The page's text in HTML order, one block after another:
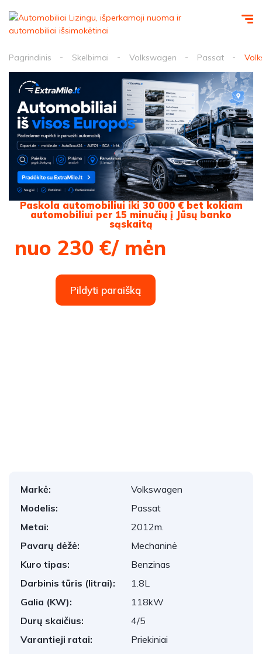
Pagrindinis Skelbimai Volkswagen Passat
Paskola automobiliui iki 30 000 € bet kokiam
automobiliui per 15 minučių į Jūsų banko
sąskaitą
nuo 230 €/ mėn
Pildyti paraišką
Markė:
Volkswagen
Modelis:
Passat
Metai:
2012m.
Pavarų dėžė:
Mechaninė
Kuro tipas:
Benzinas
Darbinis tūris (litrai):
1.8L
Galia (KW):
118kW
Durų skaičius:
4/5
Varantieji ratai:
Priekiniai